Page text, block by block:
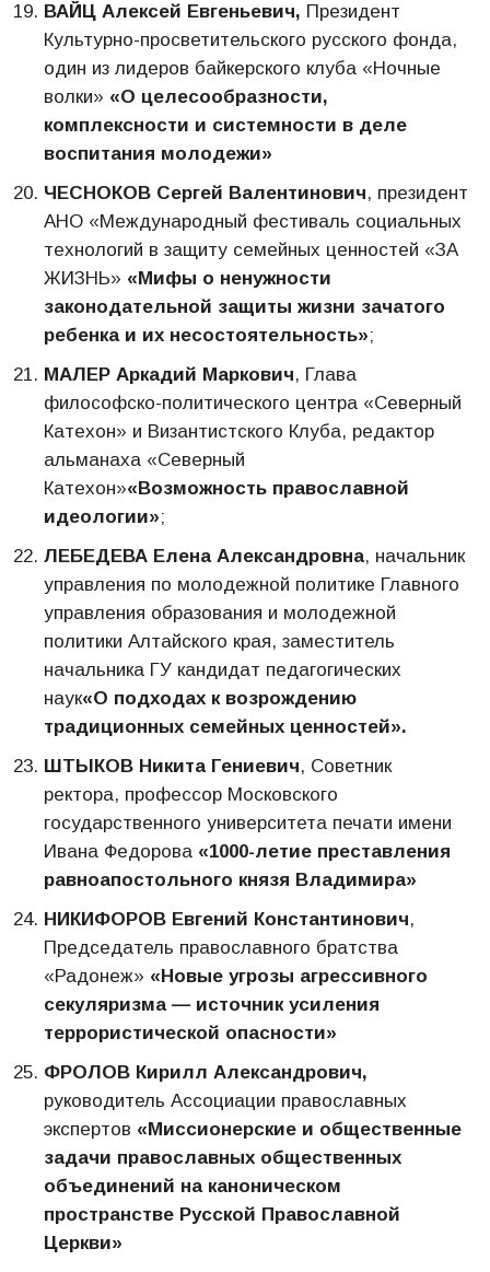
ВАЙЦ Алексей Евгеньевич, Президент
Культурно-просветительского русского фонда,
один из лидеров байкерского клуба «Ночные
волки» «О целесообразности,
комплексности и системности в деле
воспитания молодежи»
ЧЕСНОКОВ Сергей Валентинович, президент
АНО «Международный фестиваль социальных
технологий в защиту семейных ценностей «ЗА
ЖИЗНЬ» «Мифы о ненужности
законодательной защиты жизни зачатого
ребенка и их несостоятельность»;
МАЛЕР Аркадий Маркович, Глава
философско-политического центра «Северный
Катехон» и Византистского Клуба, редактор
альманаха «Северный
Катехон»«Возможность православной
идеологии»;
ЛЕБЕДЕВА Елена Александровна, начальник
управления по молодежной политике Главного
управления образования и молодежной
политики Алтайского края, заместитель
начальника ГУ кандидат педагогических
наук«О подходах к возрождению
традиционных семейных ценностей».
ШТЫКОВ Никита Гениевич, Советник
ректора, профессор Московского
государственного университета печати имени
Ивана Федорова «1000-летие преставления
равноапостольного князя Владимира»
НИКИФОРОВ Евгений Константинович,
Председатель православного братства
«Радонеж» «Новые угрозы агрессивного
секуляризма — источник усиления
террористической опасности»
ФРОЛОВ Кирилл Александрович,
руководитель Ассоциации православных
экспертов «Миссионерские и общественные
задачи православных общественных
объединений на каноническом
пространстве Русской Православной
Церкви»